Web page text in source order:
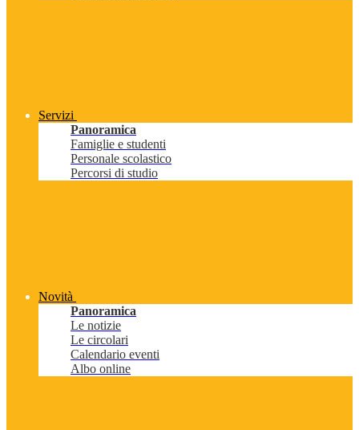
Servizi
Panoramica
Famiglie e studenti
Personale scolastico
Percorsi di studio
Novità
Panoramica
Le notizie
Le circolari
Calendario eventi
Albo online